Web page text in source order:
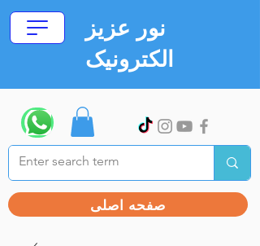
نور عزیز
الکترونیک
صفحه اصلی